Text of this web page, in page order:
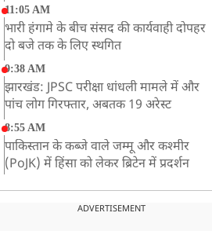
11:05 AM
भारी हंगामे के बीच संसद की कार्यवाही दोपहर
दो बजे तक के लिए स्थगित
9:38 AM
झारखंड: JPSC परीक्षा धांधली मामले में और
पांच लोग गिरफ्तार, अबतक 19 अरेस्ट
8:55 AM
पाकिस्तान के कब्जे वाले जम्मू और कश्मीर
(PoJK) में हिंसा को लेकर ब्रिटेन में प्रदर्शन
बसपा के इकलौते विधायक उमाशंकर सिंह का देर
ADVERTISEMENT